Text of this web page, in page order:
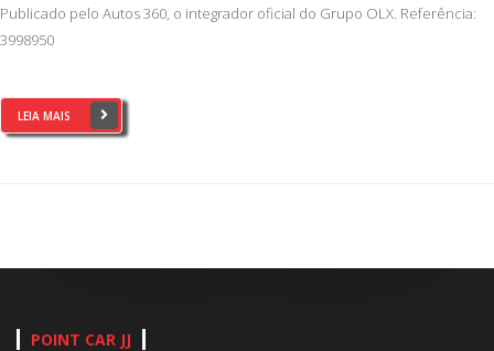
Publicado pelo Autos 360, o integrador oficial do Grupo OLX. Referência:
3998950
LEIA MAIS
POINT CAR JJ